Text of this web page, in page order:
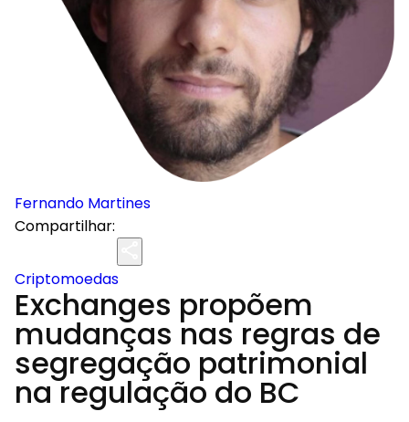
Fernando Martines
Compartilhar:
Criptomoedas
Exchanges propõem
mudanças nas regras de
segregação patrimonial
na regulação do BC